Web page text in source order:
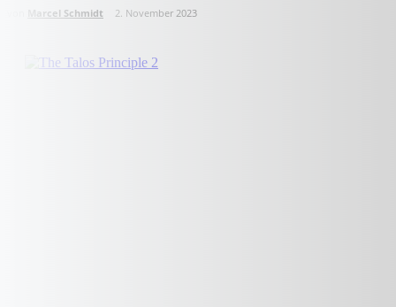
Marcel Schmidt 2. November 2023